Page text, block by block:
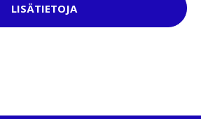
LISÄTIETOJA